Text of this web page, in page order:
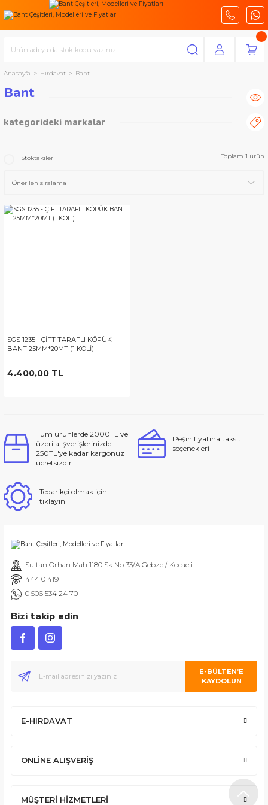
Anasayfa Hırdavat Bant
Bant
kategorideki markalar
Stoktakiler Toplam 1 ürün
SGS 1235 - ÇİFT TARAFLI KÖPÜK
BANT 25MM*20MT (1 KOLİ)
4.400,00 TL
Tüm ürünlerde 2000TL ve
üzeri alışverişlerinizde
250TL'ye kadar kargonuz
ücretsizdir.
Peşin fiyatına taksit
seçenekleri
Tedarikçi olmak için
tıklayın
Sultan Orhan Mah 1180 Sk No 33/A Gebze / Kocaeli
444 0 419
0 506 534 24 70
Bizi takip edin
E-BÜLTEN’E
KAYDOLUN
E-HIRDAVAT
ONLİNE ALIŞVERİŞ
MÜŞTERİ HİZMETLERİ